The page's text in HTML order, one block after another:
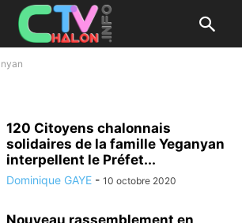
120 Citoyens chalonnais
solidaires de la famille Yeganyan
interpellent le Préfet...
Dominique GAYE - 10 octobre 2020
Nouveau rassemblement en